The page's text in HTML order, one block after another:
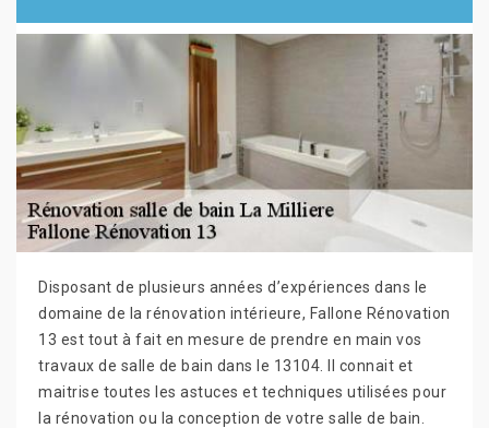
Disposant de plusieurs années d’expériences dans le
domaine de la rénovation intérieure, Fallone Rénovation
13 est tout à fait en mesure de prendre en main vos
travaux de salle de bain dans le 13104. Il connait et
maitrise toutes les astuces et techniques utilisées pour
la rénovation ou la conception de votre salle de bain.